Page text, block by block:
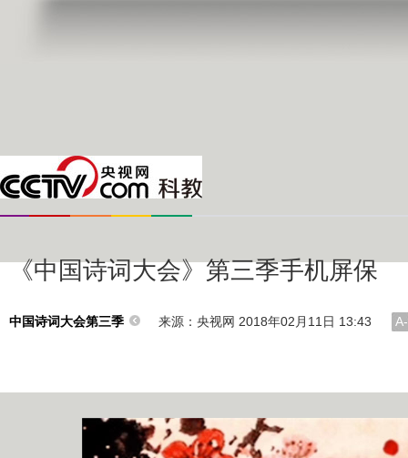
《中国诗词大会》第三季手机屏保
中国诗词大会第三季 来源：央视网 2018年02月11日 13:43 A-